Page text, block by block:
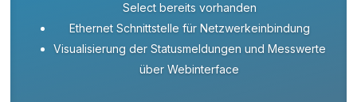
Select bereits vorhanden
Ethernet Schnittstelle für Netzwerkeinbindung
Visualisierung der Statusmeldungen und Messwerte
über Webinterface